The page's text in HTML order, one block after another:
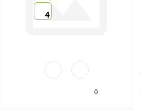
4
0